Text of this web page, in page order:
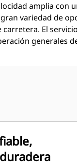
amplia con
variedad de
carretera. El
generales